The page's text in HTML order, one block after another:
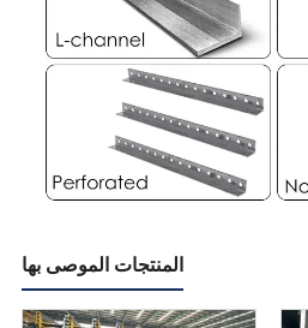
المنتجات الموصى بها